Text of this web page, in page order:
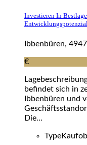
Investieren In
Entwicklungspotenzial
Ibbenbüren,
€
befindet sich in
Ibbenbüren und
Die...
Type